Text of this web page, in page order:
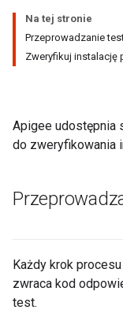
Na tej stronie
Przeprowadzanie
Zweryfikuj instalację
Apigee udostępnia
do zweryfikowania
Każdy krok
zwraca kod
test.